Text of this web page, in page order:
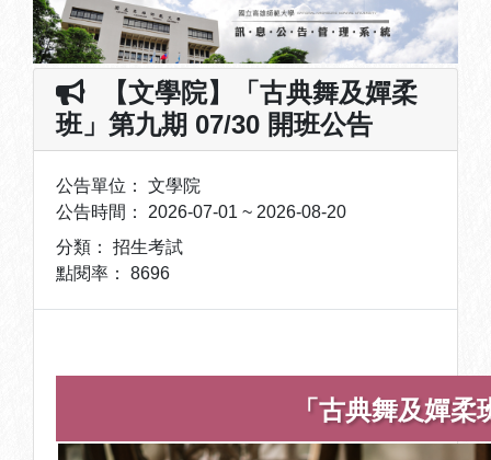
【文學院】「古典舞及嬋柔
班」第九期 07/30 開班公告
公告單位： 文學院
公告時間： 2026-07-01 ~ 2026-08-20
分類： 招生考試
點閱率： 8696
「古典舞及嬋柔